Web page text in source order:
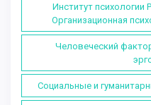
Институт психологии
Организационная
Человеческий
Социальные и